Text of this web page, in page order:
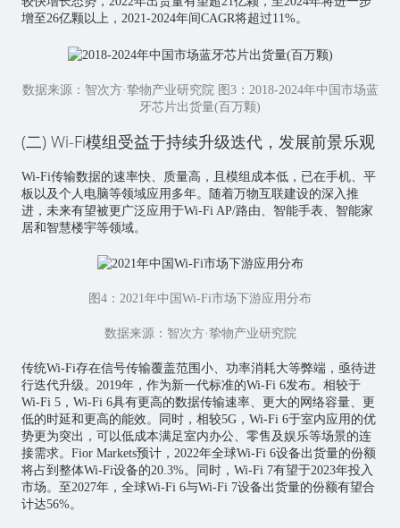
增至26亿颗以上，2021-2024年间CAGR将超过11%。
数据来源：智次方·挚物产业研究院 图3：2018-2024年中国市场蓝
牙芯片出货量(百万颗)
(二) Wi-Fi模组受益于持续升级迭代，发展前景乐观
Wi-Fi传输数据的速率快、质量高，且模组成本低，已在手机、平
板以及个人电脑等领域应用多年。随着万物互联建设的深入推
进，未来有望被更广泛应用于Wi-Fi AP/路由、智能手表、 智能家
居和智慧楼宇等领域。
图4：2021年中国Wi-Fi市场下游应用分布
数据来源：智次方·挚物产业研究院
传统Wi-Fi存在信号传输覆盖范围小、功率消耗大等弊端，亟待进
行迭代升级。2019年，作为新一代标准的Wi-Fi 6发布。相较于
Wi-Fi 5，Wi-Fi 6具有更高的数据传输速率、更大的网络容量、更
低的时延和更高的能效。同时，相较5G，Wi-Fi 6于室内应用的优
势更为突出，可以低成本满足室内办公、零售及娱乐等场景的连
接需求。Fior Markets预计，2022年全球Wi-Fi 6设备出货量的份额
将占到整体Wi-Fi设备的20.3%。同时，Wi-Fi 7有望于2023年投入
市场。至2027年，全球Wi-Fi 6与Wi-Fi 7设备出货量的份额有望合
计达56%。